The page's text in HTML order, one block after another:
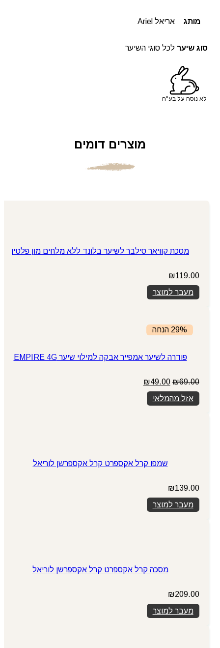
מותג אריאל Ariel
סוג שיער לכל סוגי השיער
לא נוסה על בע"ח
מוצרים דומים
מסכת קוויאר סילבר לשיער בלונד ללא מלחים מון פלטין
₪119.00
מעבר למוצר
29% הנחה
פודרה לשיער אמפייר אבקה למילוי שיער EMPIRE 4G
₪69.00
המחיר
המקורי
היה:
₪69.00.
₪49.00
אזל מהמלאי
שמפו קרל אקספרט קרל אקספרשן לוריאל
₪139.00
מעבר למוצר
מסכה קרל אקספרט קרל אקספרשן לוריאל
₪209.00
מעבר למוצר